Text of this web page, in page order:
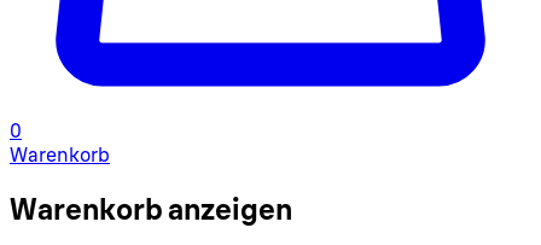
0
Warenkorb
Warenkorb anzeigen